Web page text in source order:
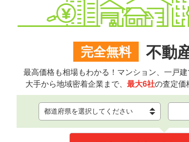
完全無料 不動
最高価格も相場もわかる！マンション、一戸
大手から地域密着企業まで、 最大6社の査定価